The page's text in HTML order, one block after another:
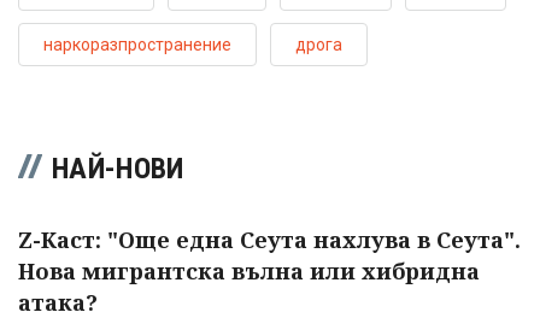
наркоразпространение дрога
НАЙ-НОВИ
Z-Каст: "Още една Сеута нахлува в Сеута".
Нова мигрантска вълна или хибридна
атака?